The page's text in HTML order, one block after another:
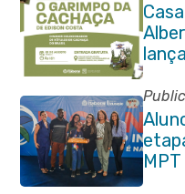
da
MPT